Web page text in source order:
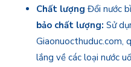
Chất lượng Đổi nước
bảo chất lượng: Sử
Giaonuocthuduc.com,
lắng về các loại nước